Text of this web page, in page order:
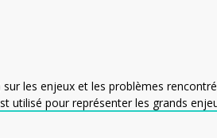
sur les enjeux et les problèmes
utilisé pour représenter les grands